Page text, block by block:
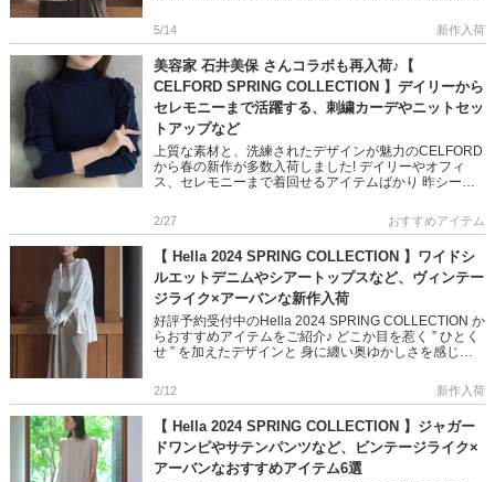
イテム 是非 […]
5/14 新作入荷
美容家 石井美保 さんコラボも再入荷♪【
CELFORD SPRING COLLECTION 】デイリーから
セレモニーまで活躍する、刺繍カーデやニットセッ
トアップなど
上質な素材と、洗練されたデザインが魅力のCELFORD
から春の新作が多数入荷しました! デイリーやオフィ
ス、セレモニーまで着回せるアイテムばかり 昨シーズ
ニットも要チェ […]
2/27 おすすめアイテム
【 Hella 2024 SPRING COLLECTION 】ワイドシ
ルエットデニムやシアートップスなど、ヴィンテー
ジライク×アーバンな新作入荷
好評予約受付中のHella 2024 SPRING COLLECTION か
らおすすめアイテムをご紹介♪ どこか目を惹く ” ひとく
せ ” を加えたデザインと 身に纏い奥ゆかしさを感じる
2/12 新作入荷
【 Hella 2024 SPRING COLLECTION 】ジャガー
ドワンピやサテンパンツなど、ビンテージライク×
アーバンなおすすめアイテム6選